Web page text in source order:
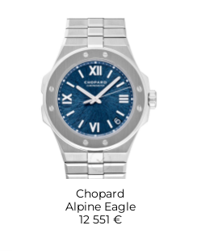
Chopard
Alpine Eagle
12 551 €